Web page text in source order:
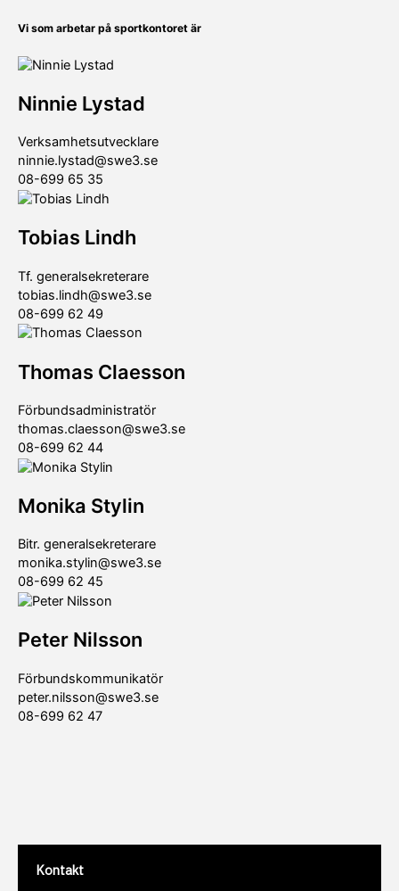
Vi som arbetar på sportkontoret är
Ninnie Lystad
Verksamhetsutvecklare
ninnie.lystad@swe3.se
08-699 65 35
Tobias Lindh
Tf. generalsekreterare
tobias.lindh@swe3.se
08-699 62 49
Thomas Claesson
Förbundsadministratör
thomas.claesson@swe3.se
08-699 62 44
Monika Stylin
Bitr. generalsekreterare
monika.stylin@swe3.se
08-699 62 45
Peter Nilsson
Förbundskommunikatör
peter.nilsson@swe3.se
08-699 62 47
Kontakt